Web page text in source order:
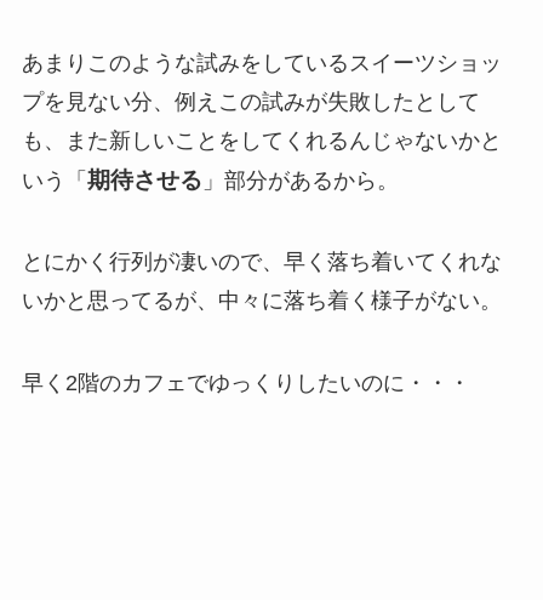
あまりこのような試みをしているスイーツショッ
プを見ない分、例えこの試みが失敗したとして
も、また新しいことをしてくれるんじゃないかと
いう「 期待させる 」部分があるから。
とにかく行列が凄いので、早く落ち着いてくれな
いかと思ってるが、中々に落ち着く様子がない。
早く2階のカフェでゆっくりしたいのに・・・